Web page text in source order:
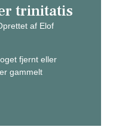
trinitatis
af Elof
fjernt eller
gammelt